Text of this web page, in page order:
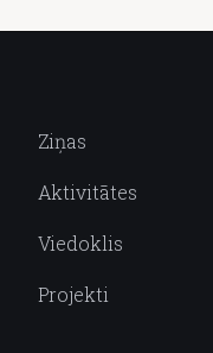
Ziņas
Aktivitātes
Viedoklis
Projekti